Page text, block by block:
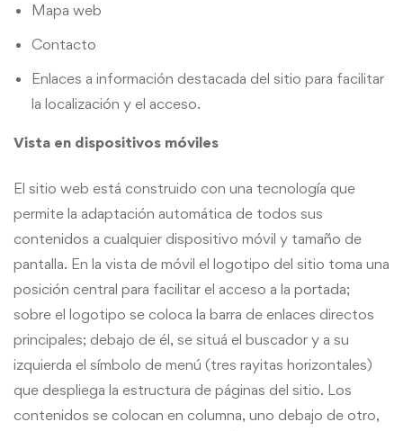
Mapa web
Contacto
Enlaces a información destacada del sitio para facilitar
la localización y el acceso.
Vista en dispositivos móviles
El sitio web está construido con una tecnología que
permite la adaptación automática de todos sus
contenidos a cualquier dispositivo móvil y tamaño de
pantalla. En la vista de móvil el logotipo del sitio toma una
posición central para facilitar el acceso a la portada;
sobre el logotipo se coloca la barra de enlaces directos
principales; debajo de él, se situá el buscador y a su
izquierda el símbolo de menú (tres rayitas horizontales)
que despliega la estructura de páginas del sitio. Los
contenidos se colocan en columna, uno debajo de otro,